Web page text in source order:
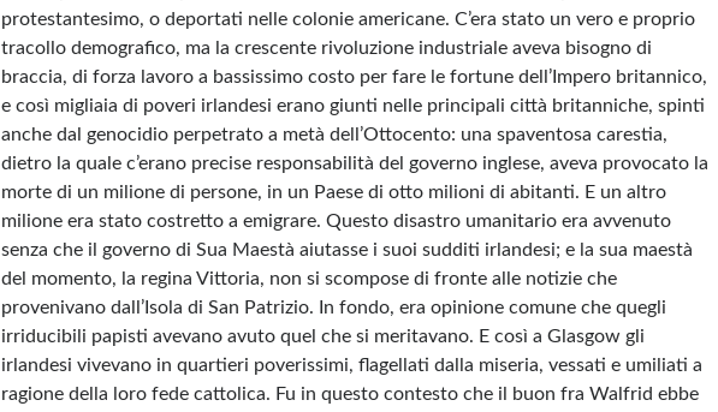
protestantesimo, o deportati nelle colonie americane. C’era stato un vero e proprio
tracollo demografico, ma la crescente rivoluzione industriale aveva bisogno di
braccia, di forza lavoro a bassissimo costo per fare le fortune dell’Impero britannico,
e così migliaia di poveri irlandesi erano giunti nelle principali città britanniche, spinti
anche dal genocidio perpetrato a metà dell’Ottocento: una spaventosa carestia,
dietro la quale c’erano precise responsabilità del governo inglese, aveva provocato la
morte di un milione di persone, in un Paese di otto milioni di abitanti. E un altro
milione era stato costretto a emigrare. Questo disastro umanitario era avvenuto
senza che il governo di Sua Maestà aiutasse i suoi sudditi irlandesi; e la sua maestà
del momento, la regina Vittoria, non si scompose di fronte alle notizie che
provenivano dall’Isola di San Patrizio. In fondo, era opinione comune che quegli
irriducibili papisti avevano avuto quel che si meritavano. E così a Glasgow gli
irlandesi vivevano in quartieri poverissimi, flagellati dalla miseria, vessati e umiliati a
ragione della loro fede cattolica. Fu in questo contesto che il buon fra Walfrid ebbe